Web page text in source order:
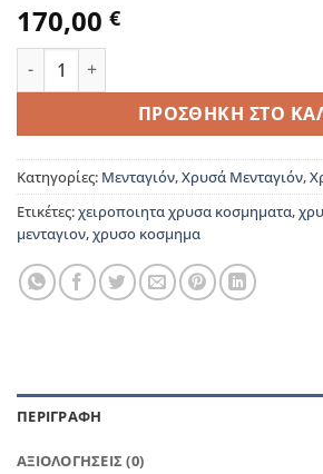
170,00 €
Μενταγιόν χρυσό "origami" γάτα
ΠΡΟΣΘΉΚΗ ΣΤΟ
Κατηγορίες: Μενταγιόν,Χρυσά Μενταγιόν,
Ετικέτες:χειροποιητα χρυσα κοσμηματα,
μενταγιον,χρυσο κοσμημα
ΠΕΡΙΓΡΑΦΉ
ΑΞΙΟΛΟΓΉΣΕΙΣ (0)